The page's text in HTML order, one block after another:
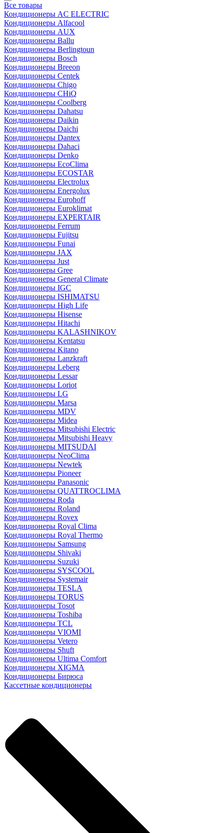
Все товары
Кондиционеры AC ELECTRIC
Кондиционеры Alfacool
Кондиционеры AUX
Кондиционеры Ballu
Кондиционеры Berlingtoun
Кондиционеры Bosch
Кондиционеры Breeon
Кондиционеры Centek
Кондиционеры Chigo
Кондиционеры CHiQ
Кондиционеры Coolberg
Кондиционеры Dahatsu
Кондиционеры Daikin
Кондиционеры Daichi
Кондиционеры Dantex
Кондиционеры Dahaci
Кондиционеры Denko
Кондиционеры EcoClima
Кондиционеры ECOSTAR
Кондиционеры Electrolux
Кондиционеры Energolux
Кондиционеры Eurohoff
Кондиционеры Euroklimat
Кондиционеры EXPERTAIR
Кондиционеры Ferrum
Кондиционеры Fujitsu
Кондиционеры Funai
Кондиционеры JAX
Кондиционеры Just
Кондиционеры Gree
Кондиционеры General Climate
Кондиционеры IGC
Кондиционеры ISHIMATSU
Кондиционеры High Life
Кондиционеры Hisense
Кондиционеры Hitachi
Кондиционеры KALASHNIKOV
Кондиционеры Kentatsu
Кондиционеры Kitano
Кондиционеры Lanzkraft
Кондиционеры Leberg
Кондиционеры Lessar
Кондиционеры Loriot
Кондиционеры LG
Кондиционеры Marsa
Кондиционеры MDV
Кондиционеры Midea
Кондиционеры Mitsubishi Electric
Кондиционеры Mitsubishi Heavy
Кондиционеры MITSUDAI
Кондиционеры NeoClima
Кондиционеры Newtek
Кондиционеры Pioneer
Кондиционеры Panasonic
Кондиционеры QUATTROCLIMA
Кондиционеры Roda
Кондиционеры Roland
Кондиционеры Rovex
Кондиционеры Royal Clima
Кондиционеры Royal Thermo
Кондиционеры Samsung
Кондиционеры Shivaki
Кондиционеры Suzuki
Кондиционеры SYSCOOL
Кондиционеры Systemair
Кондиционеры TESLA
Кондиционеры TORUS
Кондиционеры Tosot
Кондиционеры Toshiba
Кондиционеры TCL
Кондиционеры VIOMI
Кондиционеры Vetero
Кондиционеры Shuft
Кондиционеры Ultima Comfort
Кондиционеры XIGMA
Кондиционеры Бирюса
Кассетные кондиционеры